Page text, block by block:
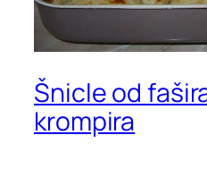
Šnicle od
krompira